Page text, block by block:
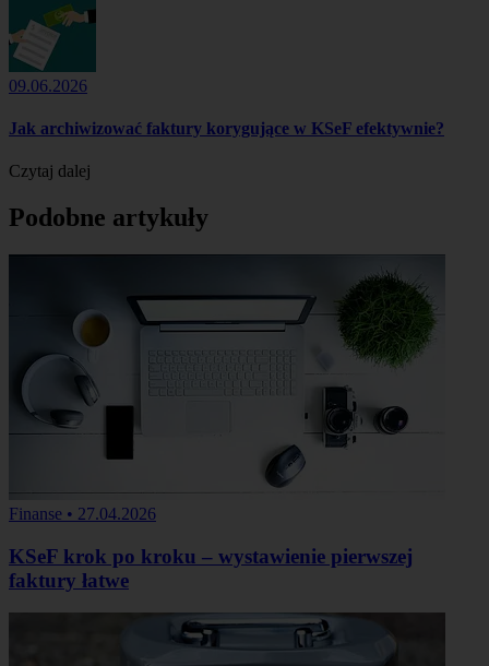
09.06.2026
Jak archiwizować faktury korygujące w KSeF efektywnie?
Czytaj dalej
Podobne artykuły
Finanse • 27.04.2026
KSeF krok po kroku – wystawienie pierwszej
faktury łatwe